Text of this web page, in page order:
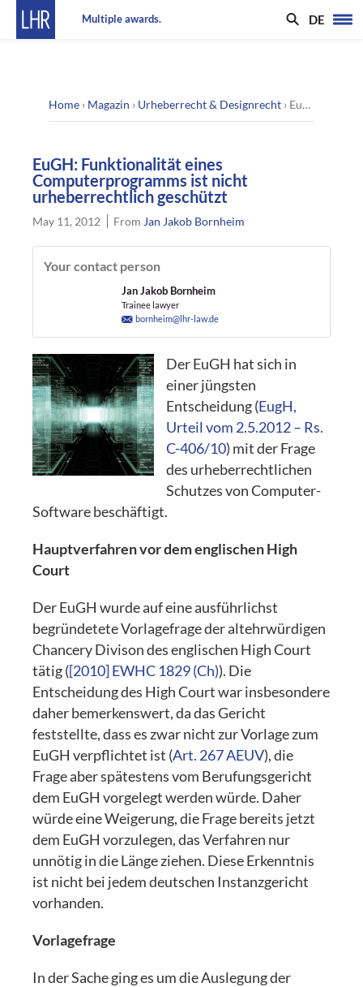
Multiple awards. DE
Home › Magazin › Urheberrecht & Designrecht › EuGH: Funktionalität eines Computerprogramms ist nicht urheberrechtlich geschützt
EuGH: Funktionalität eines
Computerprogramms ist nicht
urheberrechtlich geschützt
May 11, 2012 From Jan Jakob Bornheim
Your contact person
Jan Jakob Bornheim
Trainee lawyer
bornheim@lhr-law.de
Der EuGH hat sich in
einer jüngsten
Entscheidung (EugH,
Urteil vom 2.5.2012 – Rs.
C-406/10) mit der Frage
des urheberrechtlichen
Schutzes von Computer-
Software beschäftigt.
Hauptverfahren vor dem englischen High
Court
Der EuGH wurde auf eine ausführlichst
begründetete Vorlagefrage der altehrwürdigen
Chancery Divison des englischen High Court
tätig ([2010] EWHC 1829 (Ch)). Die
Entscheidung des High Court war insbesondere
daher bemerkenswert, da das Gericht
feststellte, dass es zwar nicht zur Vorlage zum
EuGH verpflichtet ist (Art. 267 AEUV), die
Frage aber spätestens vom Berufungsgericht
dem EuGH vorgelegt werden würde. Daher
würde eine Weigerung, die Frage bereits jetzt
dem EuGH vorzulegen, das Verfahren nur
unnötig in die Länge ziehen. Diese Erkenntnis
ist nicht bei jedem deutschen Instanzgericht
vorhanden.
Vorlagefrage
In der Sache ging es um die Auslegung der